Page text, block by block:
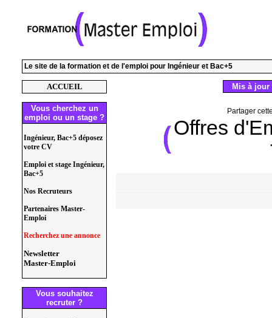
Le site de la formation et de l'emploi pour Ingénieur et Bac+5
ACCUEIL
Vous cherchez un
emploi ou un stage ?
Ingénieur, Bac+5 déposez
votre CV
Emploi et stage Ingénieur,
Bac+5
Nos Recruteurs
Partenaires Master-
Emploi
Recherchez une annonce
Newsletter
Master-Emploi
Vous souhaitez
recruter ?
Mis à jour
Partager
Offres